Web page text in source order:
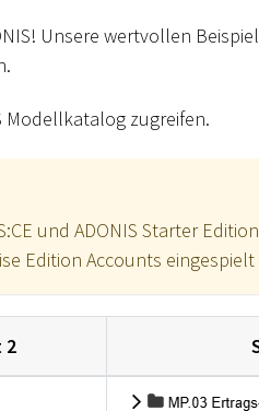
Unsere wertvollen
Modellkatalog zugreifen.
und ADONIS Starter
Edition Accounts
2